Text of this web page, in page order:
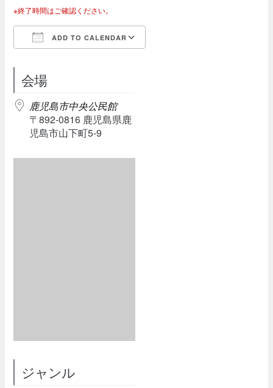
※終了時間はご確認ください。
ADD TO CALENDAR
会場
鹿児島市中央公民館
〒892-0816 鹿児島県鹿
児島市山下町5-9
ジャンル